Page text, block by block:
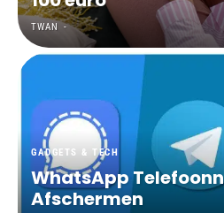
TWAN -
GADGETS & TECH
WhatsApp
Afschermen